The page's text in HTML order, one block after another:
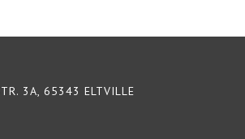
3A, 65343 ELTVILLE